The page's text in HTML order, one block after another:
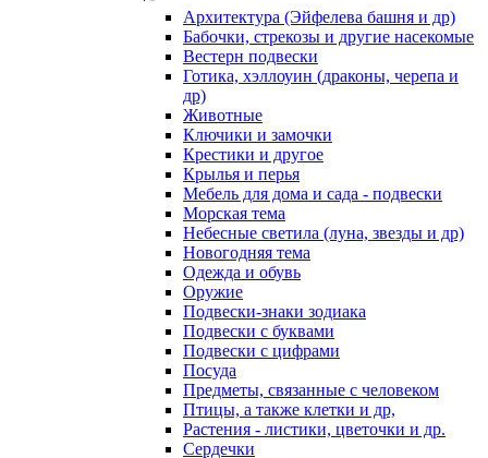
Архитектура (Эйфелева башня и др)
Бабочки, стрекозы и другие насекомые
Вестерн подвески
Готика, хэллоуин (драконы, черепа и
др)
Животные
Ключики и замочки
Крестики и другое
Крылья и перья
Мебель для дома и сада - подвески
Морская тема
Небесные светила (луна, звезды и др)
Новогодняя тема
Одежда и обувь
Оружие
Подвески-знаки зодиака
Подвески с буквами
Подвески с цифрами
Посуда
Предметы, связанные с человеком
Птицы, а также клетки и др,
Растения - листики, цветочки и др.
Сердечки